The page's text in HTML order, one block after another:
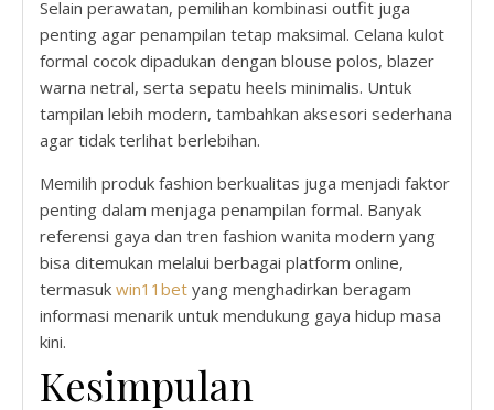
Selain perawatan, pemilihan kombinasi outfit juga
penting agar penampilan tetap maksimal. Celana kulot
formal cocok dipadukan dengan blouse polos, blazer
warna netral, serta sepatu heels minimalis. Untuk
tampilan lebih modern, tambahkan aksesori sederhana
agar tidak terlihat berlebihan.
Memilih produk fashion berkualitas juga menjadi faktor
penting dalam menjaga penampilan formal. Banyak
referensi gaya dan tren fashion wanita modern yang
bisa ditemukan melalui berbagai platform online,
termasuk win11bet yang menghadirkan beragam
informasi menarik untuk mendukung gaya hidup masa
kini.
Kesimpulan